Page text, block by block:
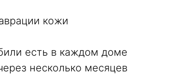
кожи
есть в каждом доме
несколько месяцев